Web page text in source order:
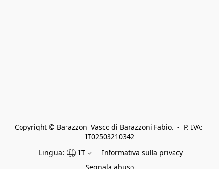
Copyright © Barazzoni Vasco di Barazzoni Fabio.  -  P. IVA:
IT02503210342
Lingua:
IT
Informativa sulla privacy
Segnala abuso